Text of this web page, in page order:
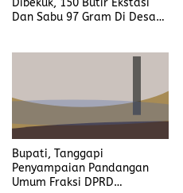
Dibekuk, 150 Butir Ekstasi
Dan Sabu 97 Gram Di Desa
Bupati, Tanggapi
Penyampaian Pandangan
Umum Fraksi DPRD